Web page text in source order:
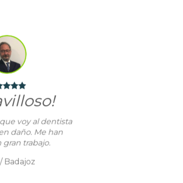
voy al dentista
daño. Me han
trabajo.
/ Badajoz